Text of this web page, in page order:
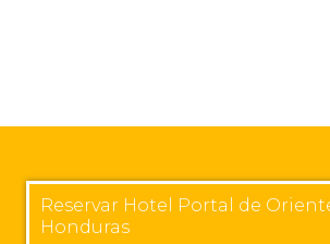
Reservar Hotel Portal de
Honduras